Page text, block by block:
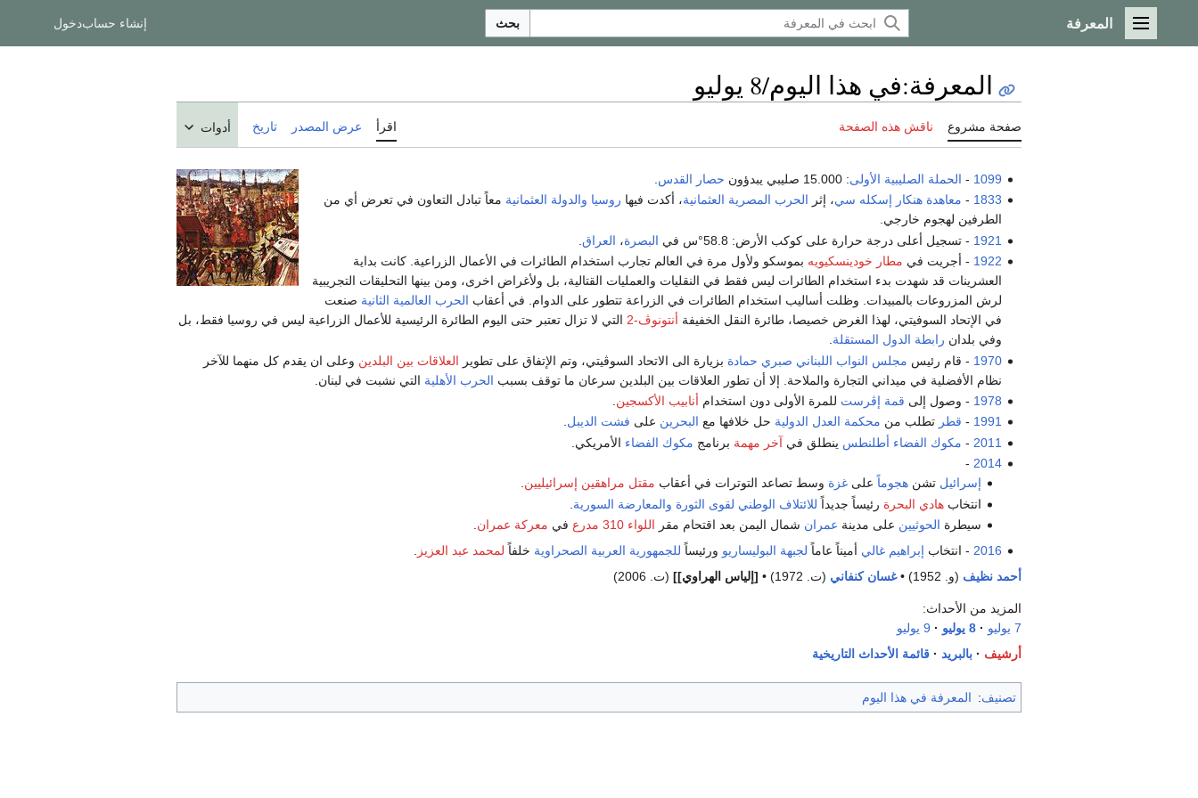
القائمة الرئيسية
المعرفة بحث إنشاء حسابدخول
المعرفة:في هذا اليوم/8 يوليو
صفحة مشروع ناقش هذه الصفحة اقرأ عرض المصدر تاريخ أدوات
1099
- الحملة الصليبية الأولى: 15.000 صليبي يبدؤون حصار القدس
1833
- معاهدة هنكار إسكله سي، إثر الحرب المصرية العثمانية، أكدت فيها روسيا والدولة العثمانية معاً تبادل التعاون في تعرض أي من
الطرفين لهجوم خارجي.
1921 - تسجيل أعلى درجة حرارة على كوكب الأرض: 58.8°س في البصرة، العراق
1922 - أجريت في مطار خودينسكيويه بموسكو ولأول مرة في العالم تجارب استخدام الطائرات في الأعمال الزراعية. كانت بداية
العشرينات قد شهدت بدء استخدام الطائرات ليس فقط في النقليات والعمليات القتالية، بل ولأغراض اخرى، ومن بينها التحليقات التجريبية
لرش المزروعات بالمبيدات. وظلت أساليب استخدام الطائرات في الزراعة تتطور على الدوام. في أعقاب الحرب العالمية الثانية صنعت
في الإتحاد السوفيتي، لهذا الغرض خصيصا، طائرة النقل الخفيفة أنتونوڤ-2
التي لا تزال تعتبر حتى اليوم الطائرة الرئيسية للأعمال الزراعية ليس في روسيا فقط، بل
وفي بلدان رابطة الدول المستقلة.
1970 - قام رئيس مجلس النواب اللبناني صبري حمادة بزيارة الى الاتحاد السوڤيتي، وتم الإتفاق على تطوير العلاقات بين البلدين وعلى ان يقدم كل منهما للآخر
نظام الأفضلية في ميداني التجارة والملاحة. إلا أن تطور العلاقات بين البلدين سرعان ما توقف بسبب الحرب الأهلية التي نشبت في لبنان.
1978 - وصول إلى قمة إڤرست للمرة الأولى دون استخدام أنابيب الأكسجين
1991
- قطر تطلب من محكمة العدل الدولية حل خلافها مع البحرين على فشت الديبل.
2011
- مكوك الفضاء أطلنطس ينطلق في آخر مهمة برنامج مكوك الفضاء الأمريكي.
2014
-
إسرائيل تشن هجوماً على غزة وسط تصاعد التوترات في أعقاب مقتل مراهقين إسرائيليين
انتخاب هادي البحرة رئيساً جديداً للائتلاف الوطني لقوى الثورة والمعارضة السورية
سيطرة الحوثيين على مدينة عمران شمال اليمن بعد اقتحام مقر اللواء 310 مدرع في معركة عمران
2016 - انتخاب إبراهيم غالي أميناً عاماً لجبهة البوليساريو ورئيساً للجمهورية العربية الصحراوية خلفاً لمحمد عبد العزيز
أحمد نظيف (و. 1952) • غسان كنفاني (ت. 1972) • [إلياس الهراوي]] (ت. 2006)
المزيد من الأحداث:
7 يوليو
8 يوليو
9 يوليو
أرشيف
بالبريد قائمة الأحداث التاريخية
تصنيف: المعرفة في هذا اليوم